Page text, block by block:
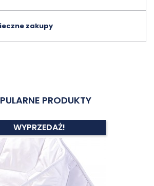
zakupy
PRODUKTY
WYPRZEDAŻ!